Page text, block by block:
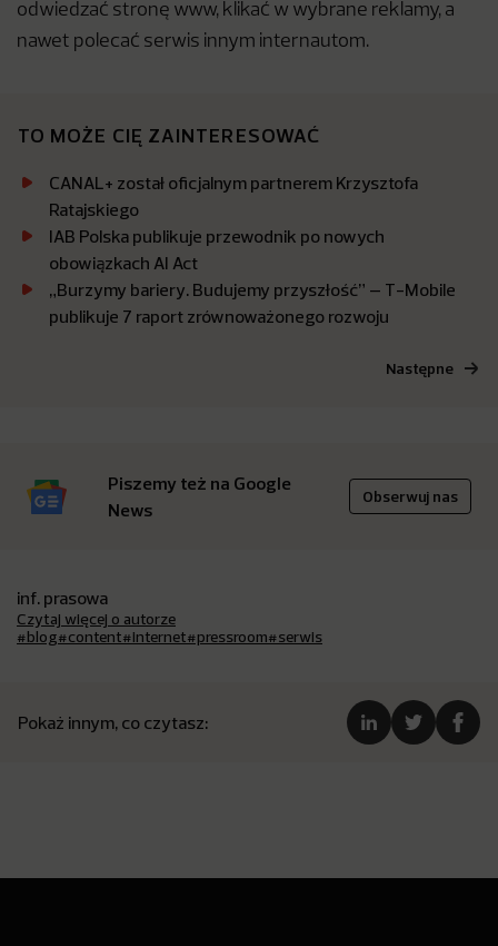
odwiedzać stronę www, klikać w wybrane reklamy, a
nawet polecać serwis innym internautom.
TO MOŻE CIĘ ZAINTERESOWAĆ
CANAL+ został oficjalnym partnerem Krzysztofa
Ratajskiego
IAB Polska publikuje przewodnik po nowych
obowiązkach AI Act
„Burzymy bariery. Budujemy przyszłość” – T-Mobile
publikuje 7 raport zrównoważonego rozwoju
Następne
Piszemy też na Google
News
Obserwuj nas
inf. prasowa
Czytaj więcej o autorze
#blog#content#internet#pressroom#serwis
Pokaż innym, co czytasz: